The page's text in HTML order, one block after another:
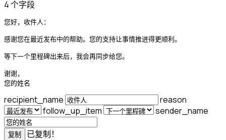
4 个字段
您好，收件人：
感谢您在最近发布中的帮助。您的支持让事情推进得更顺利。
等下一个里程碑出来后，我会再同步给您。
谢谢，
您的姓名
recipient_name
reason
follow_up_item
sender_name
复制 已复制！